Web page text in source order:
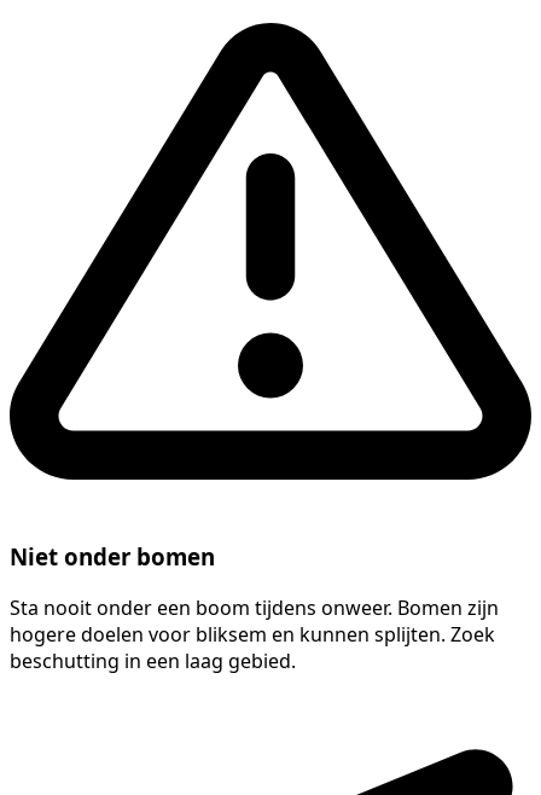
Niet onder bomen
Sta nooit onder een boom tijdens onweer. Bomen zijn
hogere doelen voor bliksem en kunnen splijten. Zoek
beschutting in een laag gebied.